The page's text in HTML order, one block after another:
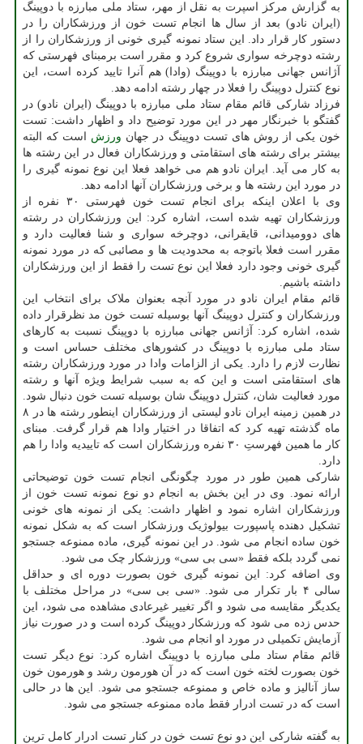
به گزارش مرکز اسپرت به نقل از مهر، ستاد ملی مبارزه با دوپینگ
(ایران نادو) بعد از سال ها انجام تست خون از ورزشکاران را در
دستور کار قرار داد. این ستاد نمونه گیری خونی از ورزشکاران را از
رشته دوچرخه سواری شروع کرد و مقرر است برمبنای فهرستی که
آژانس جهانی مبارزه با دوپینگ (وادا) هم آنرا تایید کرده است، این
نوع کنترل دوپینگ را فعلا در چهار رشته ادامه دهد.
فرزاد شارکی قائم مقام ستاد ملی مبارزه با دوپینگ (ایران نادو) در
گفتگو با خبرنگار مهر در این مورد توضیح داد و اظهار داشت: تست
خون یکی از روش های تست دوپینگ در جهان ورزش است که البته
بیشتر برای رشته های استقامتی و ورزشکاران فعال در این رشته ها
به کار می آید. ایران نادو هم می خواهد فعلا این نوع نمونه گیری را
در مورد این رشته ها و برخی ورزشکاران آنها ادامه دهد.
وی با اعلان اینکه برای انجام تست خون فهرستی ۳۰ نفره از
ورزشکاران تهیه شده است، اشاره کرد: این ورزشکاران در رشته
های دوومیدانی، قایقرانی، دوچرخه سواری و شنا فعالیت دارد و
مقرر است فعلا باتوجه به محدودیت ها و مصائبی که در مورد نمونه
گیری خونی وجود دارد فعلا این نوع تست را فقط از این ورزشکاران
داشته باشیم.
قائم مقام ایران نادو در مورد آنچه بعنوان ملاک برای انتخاب این
ورزشکاران و کنترل دوپینگ آنها بوسیله تست خون مد نظرقرار داده
شده، اشاره کرد: آژانس جهانی مبارزه با دوپینگ نسبت به کارهای
ستاد ملی مبارزه با دوپینگ در کشورهای مختلف حساس است و
نظارت لازم را دارد. یکی از الزامات وادا در مورد ورزشکاران رشته
های استقامتی است و این که به سبب شرایط ویژه آنها و رشته
مورد فعالیت شان، کنترل دوپینگ شان بوسیله تست خون دنبال شود.
در همین زمینه ایران نادو لیستی از ورزشکاران اینطور رشته ها در ۸
ماه گذشته تهیه کرد که اتفاقا در اختیار وادا هم قرار گرفت. مبنای
کار ما همین فهرستِ ۳۰ نفره ورزشکاران است که تاییدیه وادا را هم
دارد.
شارکی همین طور در مورد چگونگی انجام تست خون توضیحاتی
ارائه نمود. وی در این بخش به انجام دو نوع نمونه تست خون از
ورزشکاران اشاره نمود و اظهار داشت: یکی از نمونه های خونی
تشکیل دهنده پاسپورت بیولوژیک ورزشکار است که به شکل نمونه
خون ساده انجام می شود. در این نمونه گیری، ماده ممنوعه جستجو
نمی گردد بلکه فقط «سی بی سی» ورزشکار چک می شود.
وی اضافه کرد: این نمونه گیری خون بصورت دوره ای و حداقل
سالی ۴ بار تکرار می شود. «سی بی سی» در مراحل مختلف با
یکدیگر مقایسه می شود و اگر تغییر غیرعادی مشاهده می شود، این
حدس زده می شود که ورزشکار دوپینگ کرده است و در صورت نیاز
آزمایش تکمیلی در مورد او انجام می شود.
قائم مقام ستاد ملی مبارزه با دوپینگ اشاره کرد: نوع دیگر تست
خون بصورت لخته خون است که در آن هورمون رشد و هورمون خون
ساز آنالیز و ماده خاص و ممنوعه جستجو می شود. این ها در حالی
است که در تست ادرار فقط ماده ممنوعه جستجو می شود.
به گفته شارکی این دو نوع تست خون در کنار تست ادرار کامل ترین